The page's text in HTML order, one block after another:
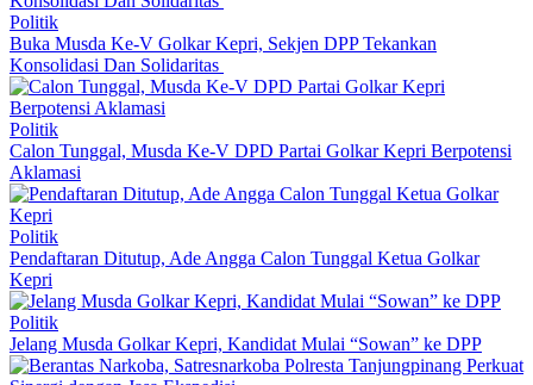
Politik
Buka Musda Ke-V Golkar Kepri, Sekjen DPP Tekankan
Konsolidasi Dan Solidaritas
Politik
Calon Tunggal, Musda Ke-V DPD Partai Golkar Kepri Berpotensi
Aklamasi
Politik
Pendaftaran Ditutup, Ade Angga Calon Tunggal Ketua Golkar
Kepri
Politik
Jelang Musda Golkar Kepri, Kandidat Mulai “Sowan” ke DPP